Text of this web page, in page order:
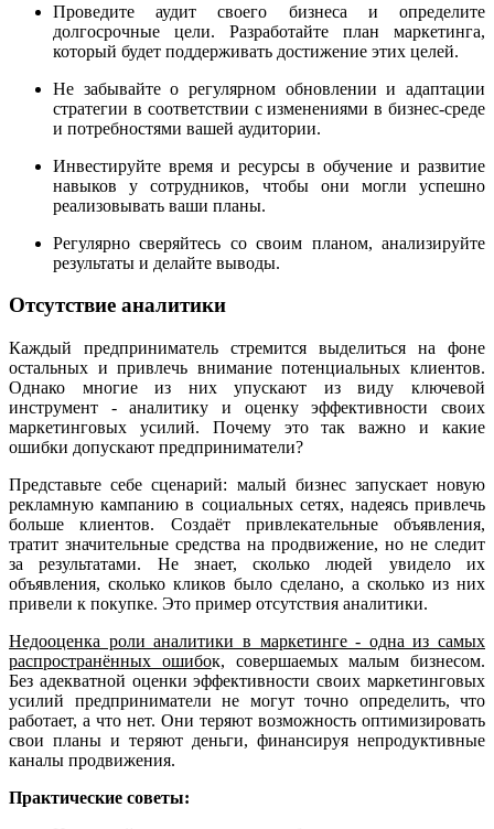
Проведите аудит своего бизнеса и определите
долгосрочные цели. Разработайте план маркетинга,
который будет поддерживать достижение этих целей.
Не забывайте о регулярном обновлении и адаптации
стратегии в соответствии с изменениями в бизнес-среде
и потребностями вашей аудитории.
Инвестируйте время и ресурсы в обучение и развитие
навыков у сотрудников, чтобы они могли успешно
реализовывать ваши планы.
Регулярно сверяйтесь со своим планом, анализируйте
результаты и делайте выводы.
Отсутствие аналитики
Каждый предприниматель стремится выделиться на фоне
остальных и привлечь внимание потенциальных клиентов.
Однако многие из них упускают из виду ключевой
инструмент - аналитику и оценку эффективности своих
маркетинговых усилий. Почему это так важно и какие
ошибки допускают предприниматели?
Представьте себе сценарий: малый бизнес запускает новую
рекламную кампанию в социальных сетях, надеясь привлечь
больше клиентов. Создаёт привлекательные объявления,
тратит значительные средства на продвижение, но не следит
за результатами. Не знает, сколько людей увидело их
объявления, сколько кликов было сделано, а сколько из них
привели к покупке. Это пример отсутствия аналитики.
Недооценка роли аналитики в маркетинге - одна из самых
распространённых ошибок, совершаемых малым бизнесом.
Без адекватной оценки эффективности своих маркетинговых
усилий предприниматели не могут точно определить, что
работает, а что нет. Они теряют возможность оптимизировать
свои планы и теряют деньги, финансируя непродуктивные
каналы продвижения.
Практические советы: